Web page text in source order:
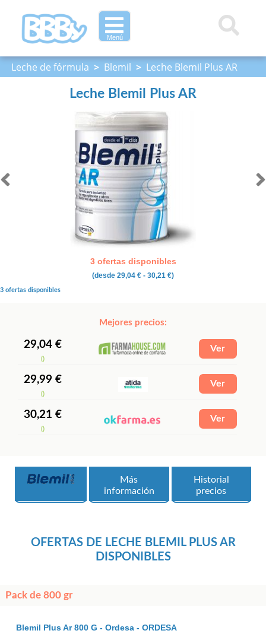
Menú
Leche de fórmula > Blemil > Leche Blemil Plus AR
Leche Blemil Plus AR
3 ofertas disponibles
(desde 29,04 € - 30,21 €)
3 ofertas disponibles
Mejores precios:
29,04 €
()
29,99 €
()
30,21 €
()
Más
información
Historial
precios
OFERTAS DE LECHE BLEMIL PLUS AR
DISPONIBLES
Pack de 800 gr
Blemil Plus Ar 800 G - Ordesa - ORDESA